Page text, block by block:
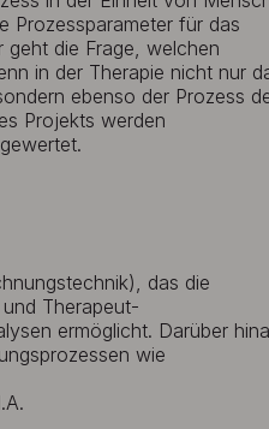
Prozessparameter für das
geht die Frage, welchen
in der Therapie nicht nur
ebenso der Prozess
Projekts werden
das die
Therapeut-
ermöglicht. Darüber
wie